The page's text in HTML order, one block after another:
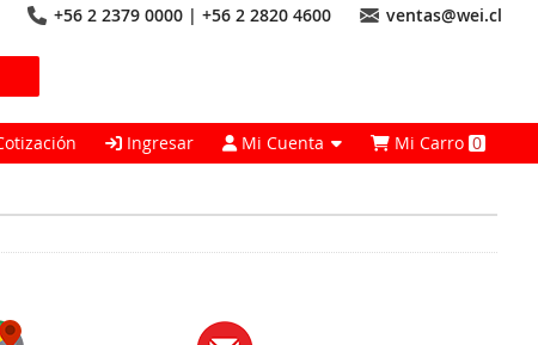
+56 2 2379 0000 | +56 2 2820 4600 ventas@wei.cl
Ingresar Mi Cuenta Mi Carro0